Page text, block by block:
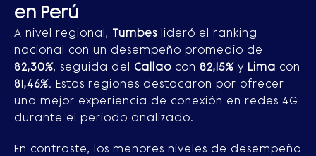
en Perú
A nivel regional, Tumbes lideró el ranking
nacional con un desempeño promedio de
82,30%, seguida del Callao con 82,15% y Lima con
81,46%. Estas regiones destacaron por ofrecer
una mejor experiencia de conexión en redes 4G
durante el periodo analizado.
En contraste, los menores niveles de desempeño